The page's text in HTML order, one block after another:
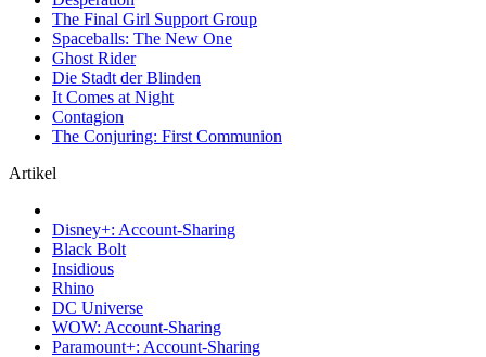
The Final Girl Support Group
Spaceballs: The New One
Ghost Rider
Die Stadt der Blinden
It Comes at Night
Contagion
The Conjuring: First Communion
Artikel
Disney+: Account-Sharing
Black Bolt
Insidious
Rhino
DC Universe
WOW: Account-Sharing
Paramount+: Account-Sharing